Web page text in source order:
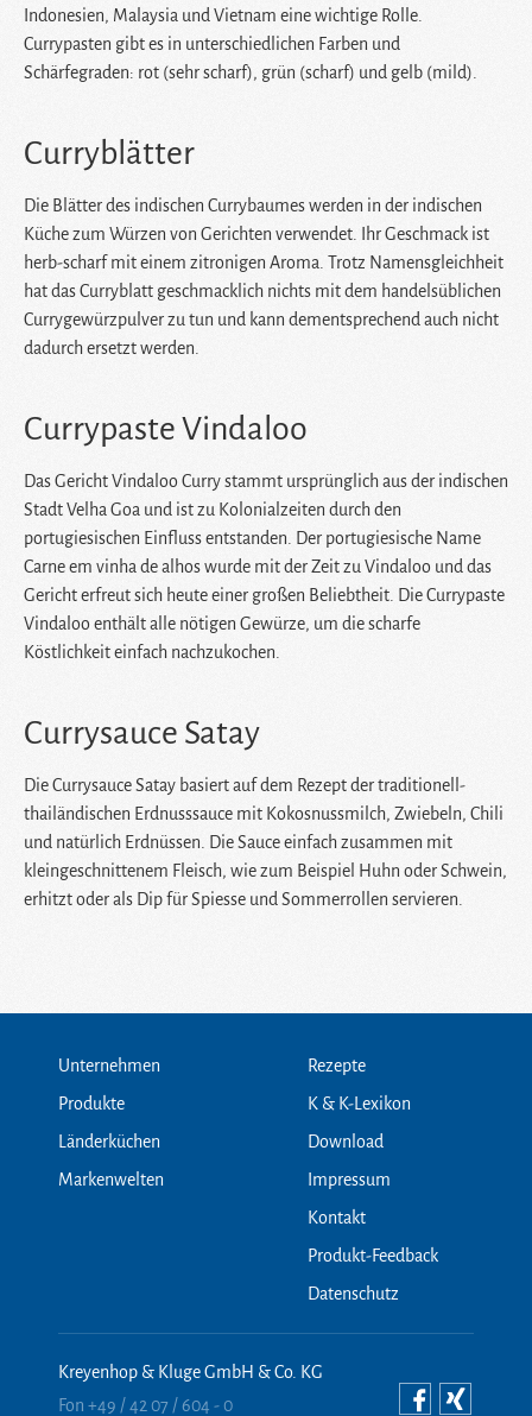
Indonesien, Malaysia und Vietnam eine wichtige Rolle.
Currypasten gibt es in unterschiedlichen Farben und
Schärfegraden: rot (sehr scharf), grün (scharf) und gelb (mild).
Curryblätter
Die Blätter des indischen Currybaumes werden in der indischen
Küche zum Würzen von Gerichten verwendet. Ihr Geschmack ist
herb-scharf mit einem zitronigen Aroma. Trotz Namensgleichheit
hat das Curryblatt geschmacklich nichts mit dem handelsüblichen
Currygewürzpulver zu tun und kann dementsprechend auch nicht
dadurch ersetzt werden.
Currypaste Vindaloo
Das Gericht Vindaloo Curry stammt ursprünglich aus der indischen
Stadt Velha Goa und ist zu Kolonialzeiten durch den
portugiesischen Einfluss entstanden. Der portugiesische Name
Carne em vinha de alhoswurde mit der Zeit zu Vindaloo und das
Gericht erfreut sich heute einer großen Beliebtheit. Die Currypaste
Vindaloo enthält alle nötigen Gewürze, um die scharfe
Köstlichkeit einfach nachzukochen.
Currysauce Satay
Die Currysauce Satay basiert auf dem Rezept der traditionell-
thailändischen Erdnusssauce mit Kokosnussmilch, Zwiebeln, Chili
und natürlich Erdnüssen. Die Sauce einfach zusammen mit
kleingeschnittenem Fleisch, wie zum Beispiel Huhn oder Schwein,
erhitzt oder als Dip für Spiesse und Sommerrollen servieren.
Unternehmen
Produkte
Länderküchen
Markenwelten
Rezepte
K & K-Lexikon
Download
Impressum
Kontakt
Produkt-Feedback
Datenschutz
Kreyenhop & Kluge GmbH & Co. KG
Fon +49 / 42 07 / 604 - 0